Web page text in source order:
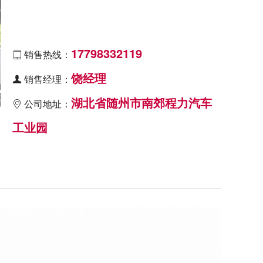
 销售热线： 17798332119
 销售经理： 饶经理
 公司地址： 湖北省随州市南郊程力汽车
工业园